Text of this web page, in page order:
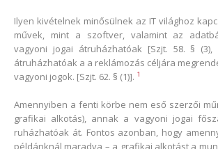
Ilyen kivételnek minősülnek az IT világhoz
művek, mint a szoftver, valamint az
vagyoni jogai átruházhatóak [Szjt. 58. § (3),
átruházhatóak a a reklámozás céljára
vagyoni jogok. [Szjt. 62. § (1)]. 1
Amennyiben a fenti körbe nem eső szerzői
grafikai alkotás), annak a vagyoni jogai
ruházhatóak át. Fontos azonban, hogy
példánknál maradva – a grafikai alkotást a